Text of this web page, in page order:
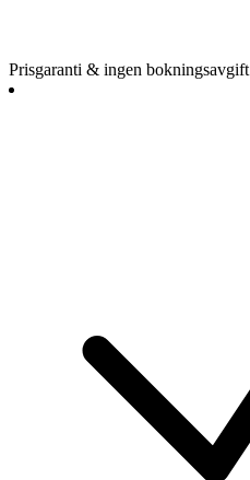
Prisgaranti & ingen bokningsavgift